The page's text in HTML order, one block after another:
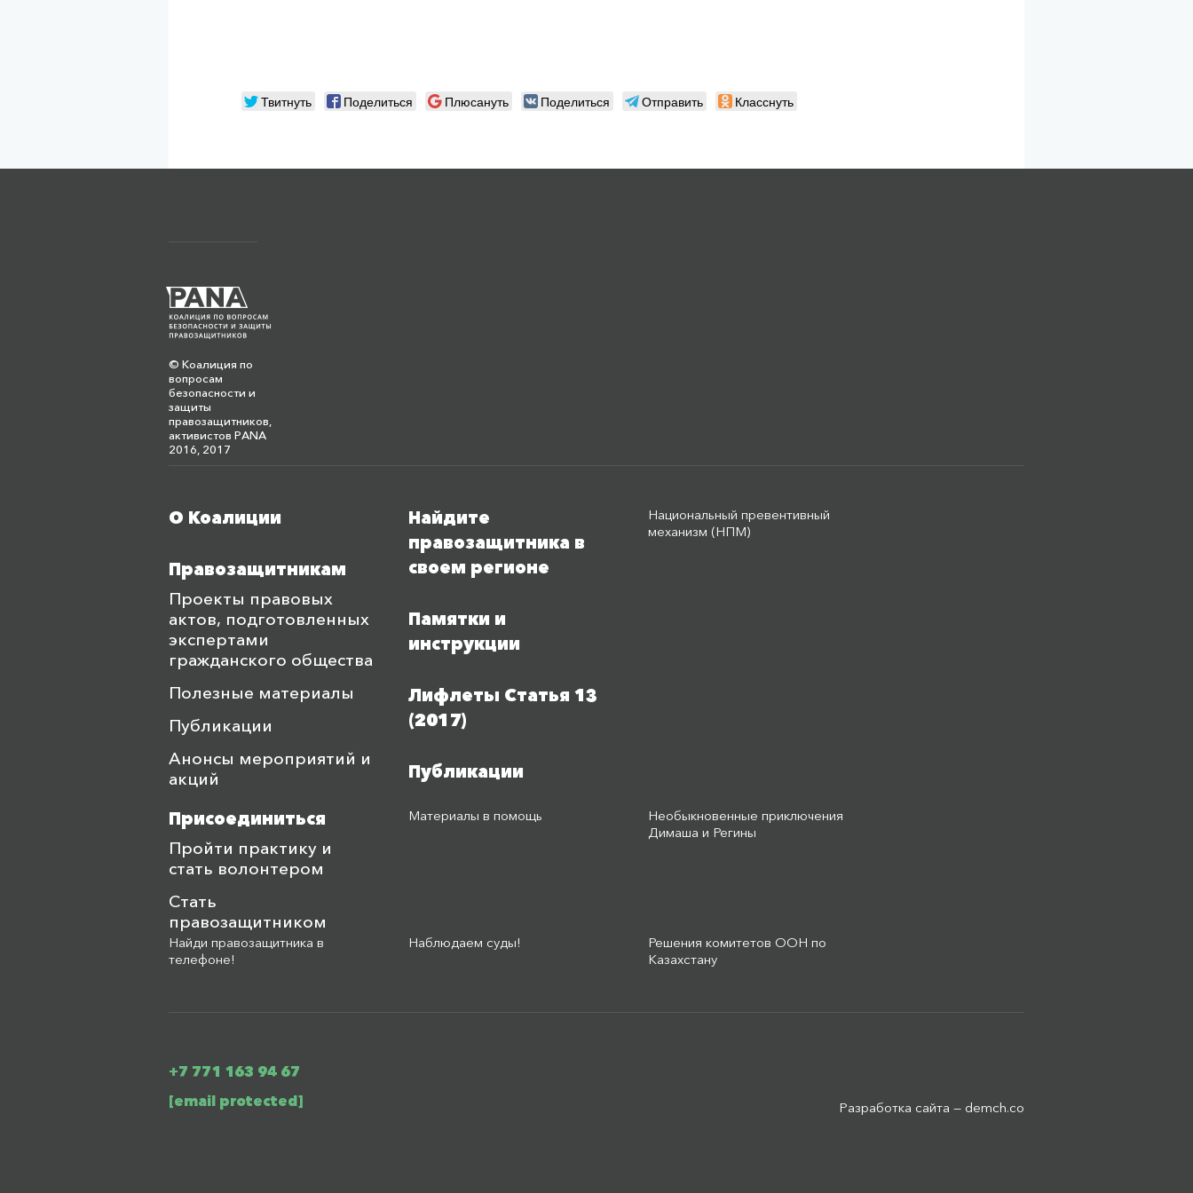
Твитнуть Поделиться Плюсануть Поделиться Отправить Класснуть
© Коалиция по
вопросам
безопасности и
защиты
правозащитников,
активистов PANA
2016, 2017
Меню футера
О Коалиции
Правозащитникам
Проекты правовых
актов, подготовленных
экспертами
гражданского общества
Полезные материалы
Публикации
Анонсы мероприятий и
акций
Найдите
правозащитника в
своем регионе
Памятки и
инструкции
Лифлеты Статья 13
(2017)
Публикации
Национальный превентивный
механизм (НПМ)
Присоединиться
Пройти практику и
стать волонтером
Стать
правозащитником
Материалы в помощь
Необыкновенные приключения
Димаша и Регины
Найди правозащитника в
телефоне!
Наблюдаем суды!
Решения комитетов ООН по
Казахстану
+7 771 163 94 67
[email protected]
Разработка сайта — demch.co